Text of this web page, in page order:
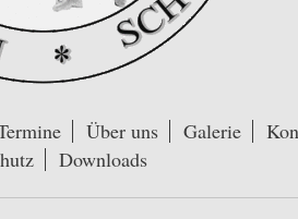
Über uns Galerie
Downloads